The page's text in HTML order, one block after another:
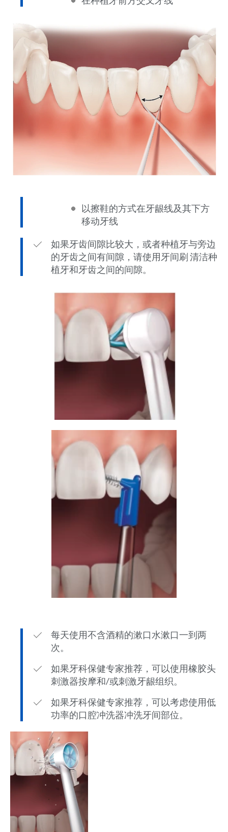
以擦鞋的方式在牙龈线及其下方
移动牙线
如果牙齿间隙比较大，或者种植牙与旁边
的牙齿之间有间隙，请使用牙间刷 清洁种
植牙和牙齿之间的间隙。
每天使用不含酒精的漱口水漱口一到两
次。
如果牙科保健专家推荐，可以使用橡胶头
刺激器按摩和/或刺激牙龈组织。
如果牙科保健专家推荐，可以考虑使用低
功率的口腔冲洗器冲洗牙间部位。